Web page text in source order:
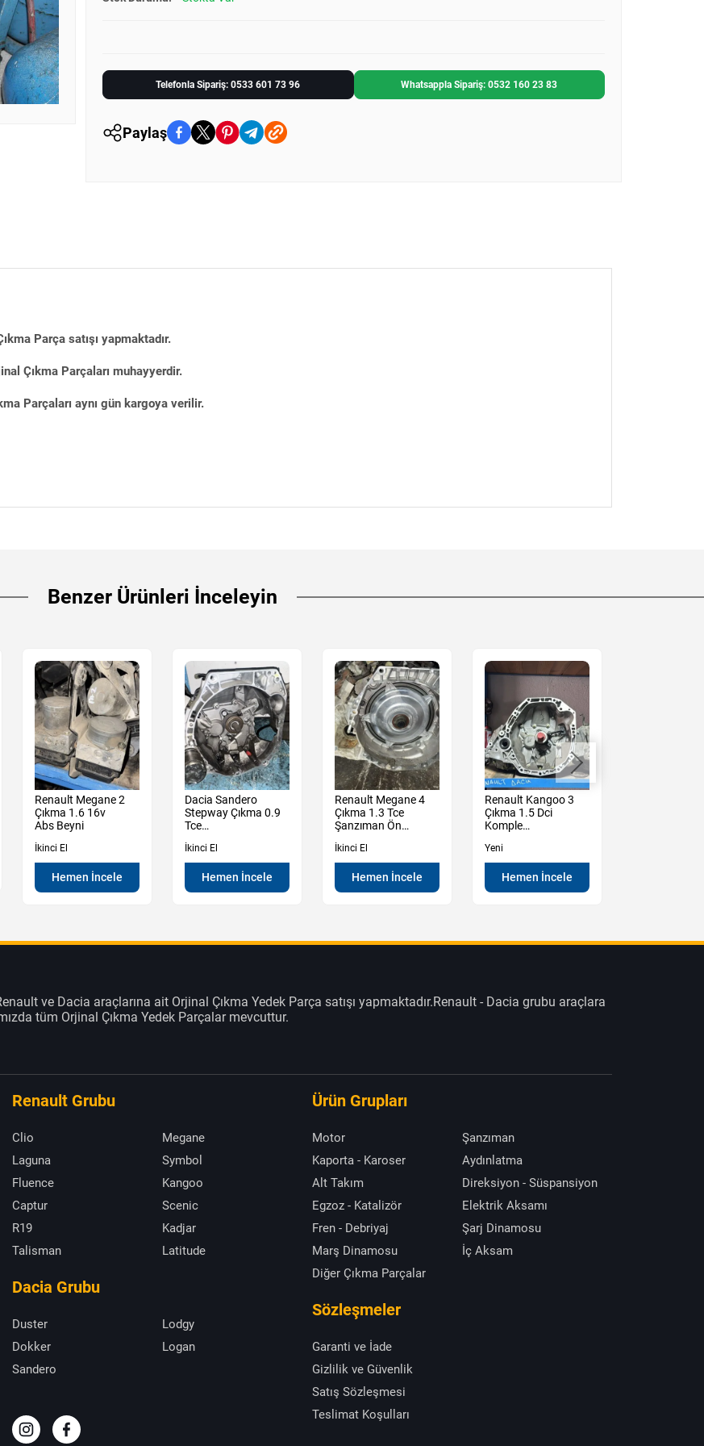
Telefonla Sipariş: 0533 601 73 96 Whatsappla Sipariş: 0532 160 23 83
Paylaş
Parça satışı yapmaktadır.
Çıkma Parçaları muhayyerdir.
Parçaları aynı gün kargoya verilir.
Benzer Ürünleri İnceleyin
Renault Megane 2
Çıkma 1.6 16v
Abs Beyni
İkinci El
Hemen İncele
Dacia Sandero
Stepway Çıkma 0.9
Tce
Şanzıman Manuel
İkinci El
Hemen İncele
Renault Megane 4
Çıkma 1.3 Tce
Şanzıman Ön
Muhafaza Kutu
İkinci El
Hemen İncele
Renault Kangoo 3
Çıkma 1.5 Dci
Komple
Yeni
Hemen İncele
ve Dacia araçlarına ait Orjinal Çıkma Yedek Parça satışı yapmaktadır.Renault - Dacia grubu araçlara
tüm Orjinal Çıkma Yedek Parçalar mevcuttur.
Renault Grubu
Clio
Megane
Laguna
Symbol
Fluence
Kangoo
Captur
Scenic
R19
Kadjar
Talisman
Latitude
Dacia Grubu
Duster
Lodgy
Dokker
Logan
Sandero
Ürün Grupları
Motor
Şanzıman
Kaporta - Karoser
Aydınlatma
Alt Takım
Direksiyon - Süspansiyon
Egzoz - Katalizör
Elektrik Aksamı
Fren - Debriyaj
Şarj Dinamosu
Marş Dinamosu
İç Aksam
Diğer Çıkma Parçalar
Sözleşmeler
Garanti ve İade
Gizlilik ve Güvenlik
Satış Sözleşmesi
Teslimat Koşulları